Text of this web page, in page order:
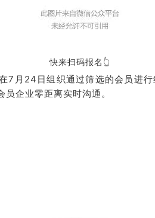
快来扫码报名👆
7月24日组织通过筛选的会员进行
员企业零距离实时沟通 。